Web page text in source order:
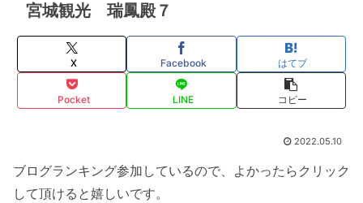
宮城観光 瑞鳳殿７
X Facebook はてブ
Pocket LINE コピー
2022.05.10
ブログランキング参加しているので、よかったらクリック
して頂けると嬉しいです。